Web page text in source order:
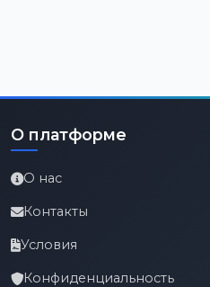
О платформе
О нас
Контакты
Условия
Конфиденциальность